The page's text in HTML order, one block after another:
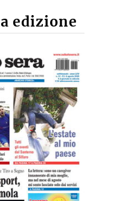
edizione